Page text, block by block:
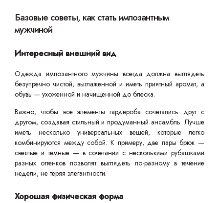
Базовые советы, как стать импозантным
мужчиной
Интересный внешний вид
Одежда импозантного мужчины всегда должна выглядеть
безупречно чистой, выглаженной и иметь приятный аромат, а
обувь — ухоженной и начищенной до блеска.
Важно, чтобы все элементы гардероба сочетались друг с
другом, создавая стильный и продуманный ансамбль. Лучше
иметь несколько универсальных вещей, которые легко
комбинируются между собой. К примеру, две пары брюк —
светлые и темные — в сочетании с несколькими рубашками
разных оттенков позволят выглядеть по-разному в течение
недели, не теряя элегантности.
Хорошая физическая форма